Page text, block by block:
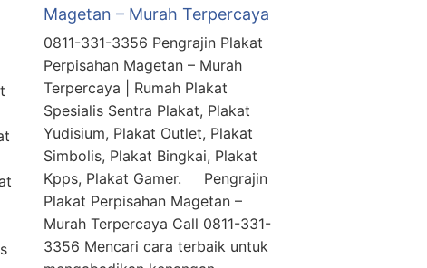
Magetan – Murah Terpercaya
0811-331-3356 Pengrajin Plakat
Perpisahan Magetan – Murah
Terpercaya | Rumah Plakat
Spesialis Sentra Plakat, Plakat
Yudisium, Plakat Outlet, Plakat
Simbolis, Plakat Bingkai, Plakat
Kpps, Plakat Gamer. Pengrajin
Plakat Perpisahan Magetan –
Murah Terpercaya Call 0811-331-
3356 Mencari cara terbaik untuk